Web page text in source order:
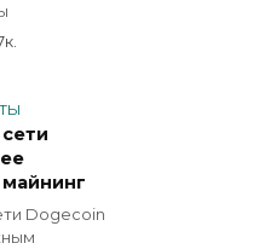
Dogecoin